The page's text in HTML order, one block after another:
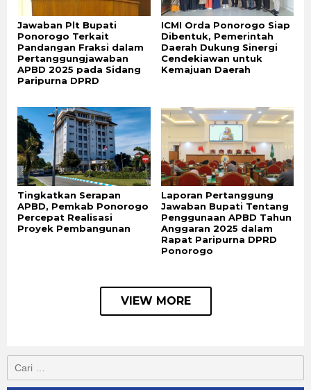
Jawaban Plt Bupati
Ponorogo Terkait
Pandangan Fraksi dalam
Pertanggungjawaban
APBD 2025 pada Sidang
Paripurna DPRD
ICMI Orda Ponorogo Siap
Dibentuk, Pemerintah
Daerah Dukung Sinergi
Cendekiawan untuk
Kemajuan Daerah
Tingkatkan Serapan
APBD, Pemkab Ponorogo
Percepat Realisasi
Proyek Pembangunan
Laporan Pertanggung
Jawaban Bupati Tentang
Penggunaan APBD Tahun
Anggaran 2025 dalam
Rapat Paripurna DPRD
Ponorogo
VIEW MORE
Cari
untuk: